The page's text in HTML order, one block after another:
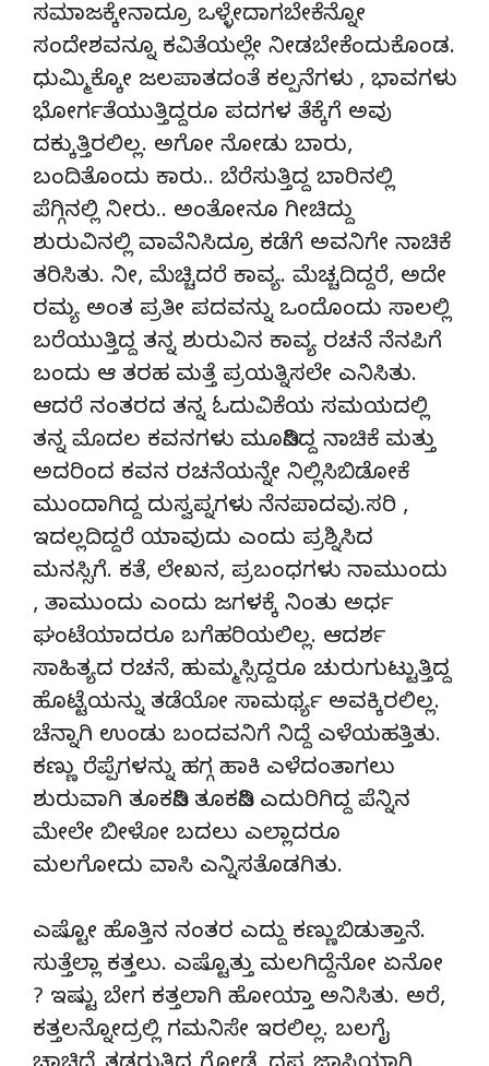
ಸಮಾಜಕ್ಕೇನಾದ್ರೂ ಒಳ್ಳೇದಾಗಬೇಕೆನ್ನೋ
ಸಂದೇಶವನ್ನೂ ಕವಿತೆಯಲ್ಲೇ ನೀಡಬೇಕೆಂದುಕೊಂಡ.
ಧುಮ್ಮಿಕ್ಕೋ ಜಲಪಾತದಂತೆ ಕಲ್ಪನೆಗಳು , ಭಾವಗಳು
ಭೋರ್ಗತೆಯುತ್ತಿದ್ದರೂ ಪದಗಳ ತೆಕ್ಕೆಗೆ ಅವು
ದಕ್ಕುತ್ತಿರಲಿಲ್ಲ. ಅಗೋ ನೋಡು ಬಾರು,
ಬಂದಿತೊಂದು ಕಾರು.. ಬೆರೆಸುತ್ತಿದ್ದ ಬಾರಿನಲ್ಲಿ
ಪೆಗ್ಗಿನಲ್ಲಿ ನೀರು.. ಅಂತೋನೂ ಗೀಚಿದ್ದು
ಶುರುವಿನಲ್ಲಿ ವಾವೆನಿಸಿದ್ರೂ ಕಡೆಗೆ ಅವನಿಗೇ ನಾಚಿಕೆ
ತರಿಸಿತು. ನೀ, ಮೆಚ್ಚಿದರೆ ಕಾವ್ಯ. ಮೆಚ್ಚದಿದ್ದರೆ, ಅದೇ
ರಮ್ಯ ಅಂತ ಪ್ರತೀ ಪದವನ್ನು ಒಂದೊಂದು ಸಾಲಲ್ಲಿ
ಬರೆಯುತ್ತಿದ್ದ ತನ್ನ ಶುರುವಿನ ಕಾವ್ಯ ರಚನೆ ನೆನಪಿಗೆ
ಬಂದು ಆ ತರಹ ಮತ್ತೆ ಪ್ರಯತ್ನಿಸಲೇ ಎನಿಸಿತು.
ಆದರೆ ನಂತರದ ತನ್ನ ಓದುವಿಕೆಯ ಸಮಯದಲ್ಲಿ
ತನ್ನ ಮೊದಲ ಕವನಗಳು ಮೂಡಿಸಿದ್ದ ನಾಚಿಕೆ ಮತ್ತು
ಅದರಿಂದ ಕವನ ರಚನೆಯನ್ನೇ ನಿಲ್ಲಿಸಿಬಿಡೋಕೆ
ಮುಂದಾಗಿದ್ದ ದುಸ್ವಪ್ನಗಳು ನೆನಪಾದವು.ಸರಿ ,
ಇದಲ್ಲದಿದ್ದರೆ ಯಾವುದು ಎಂದು ಪ್ರಶ್ನಿಸಿದ
ಮನಸ್ಸಿಗೆ. ಕತೆ, ಲೇಖನ, ಪ್ರಬಂಧಗಳು ನಾಮುಂದು
, ತಾಮುಂದು ಎಂದು ಜಗಳಕ್ಕೆ ನಿಂತು ಅರ್ಧ
ಘಂಟೆಯಾದರೂ ಬಗೆಹರಿಯಲಿಲ್ಲ. ಆದರ್ಶ
ಸಾಹಿತ್ಯದ ರಚನೆ, ಹುಮ್ಮಸ್ಸಿದ್ದರೂ ಚುರುಗುಟ್ಟುತ್ತಿದ್ದ
ಹೊಟ್ಟೆಯನ್ನು ತಡೆಯೋ ಸಾಮರ್ಥ್ಯ ಅವಕ್ಕಿರಲಿಲ್ಲ.
ಚೆನ್ನಾಗಿ ಉಂಡು ಬಂದವನಿಗೆ ನಿದ್ದೆ ಎಳೆಯಹತ್ತಿತು.
ಕಣ್ಣು ರೆಪ್ಪೆಗಳನ್ನು ಹಗ್ಗ ಹಾಕಿ ಎಳೆದಂತಾಗಲು
ಶುರುವಾಗಿ ತೂಕಡಿಸಿ ತೂಕಡಿಸಿ ಎದುರಿಗಿದ್ದ ಪೆನ್ನಿನ
ಮೇಲೇ ಬೀಳೋ ಬದಲು ಎಲ್ಲಾದರೂ
ಮಲಗೋದು ವಾಸಿ ಎನ್ನಿಸತೊಡಗಿತು.
ಎಷ್ಟೋ ಹೊತ್ತಿನ ನಂತರ ಎದ್ದು ಕಣ್ಣುಬಿಡುತ್ತಾನೆ.
ಸುತ್ತೆಲ್ಲಾ ಕತ್ತಲು. ಎಷ್ಟೊತ್ತು ಮಲಗಿದ್ದೆನೋ ಏನೋ
? ಇಷ್ಟು ಬೇಗ ಕತ್ತಲಾಗಿ ಹೋಯ್ತಾ ಅನಿಸಿತು. ಅರೆ,
ಕತ್ತಲನ್ನೋದ್ರಲ್ಲಿ ಗಮನಿಸೇ ಇರಲಿಲ್ಲ. ಬಲಗೈ